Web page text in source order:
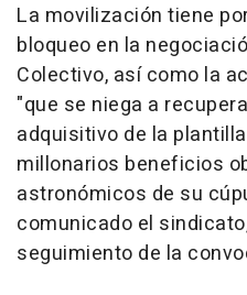
La movilización tiene
bloqueo en la
Colectivo, así como la
"que se niega a
adquisitivo de la
millonarios beneficios
astronómicos de su
comunicado el
seguimiento de la